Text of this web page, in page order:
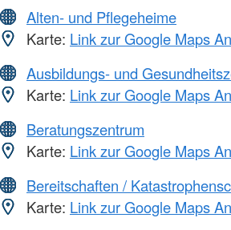
Alten- und Pflegeheime
Karte: Link zur Google Maps
Ausbildungs- und
Karte: Link zur Google Maps
Beratungszentrum
Karte: Link zur Google Maps
Bereitschaften /
Karte: Link zur Google Maps